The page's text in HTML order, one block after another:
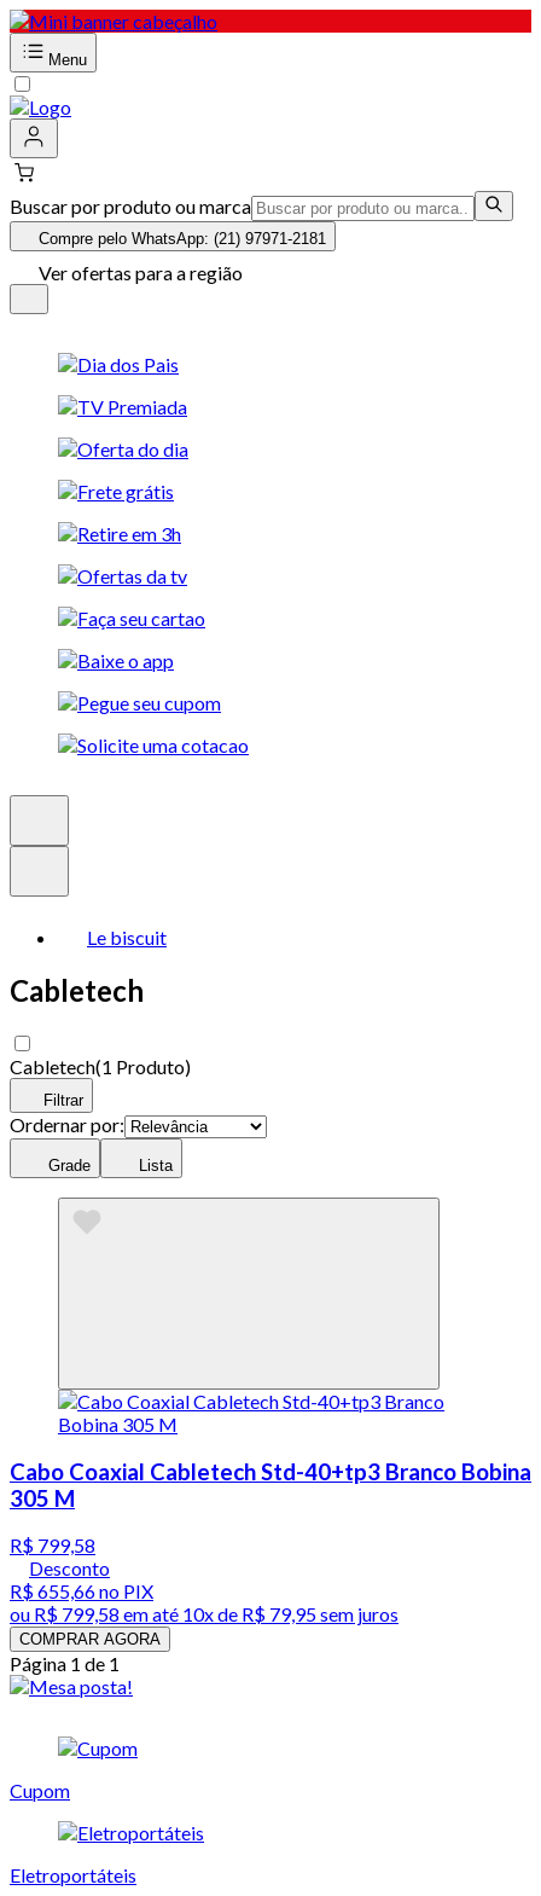
Menu
Buscar por produto ou marca
Compre pelo WhatsApp: (21) 97971-2181
Ver ofertas para a região
Le biscuit
Cabletech
Cabletech(1 Produto)
Filtrar
Ordernar por:
Grade Lista
Cabo Coaxial Cabletech Std-40+tp3 Branco Bobina
305 M
R$ 799,58
Desconto
R$ 655,66no PIX
ou R$ 799,58 em até 10x de R$ 79,95 sem juros
COMPRAR AGORA
Página 1 de 1
Cupom
Eletroportáteis